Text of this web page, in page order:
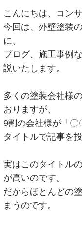
こんにちは、コン
今回は、外壁塗装
に、
ブログ、施工事例
説いたします。
多くの塗装会社様
おりますが、
9割の会社様が「
タイトルで記事を
実はこのタイトル
が高いのです。
だからほとんどの
まうのです。